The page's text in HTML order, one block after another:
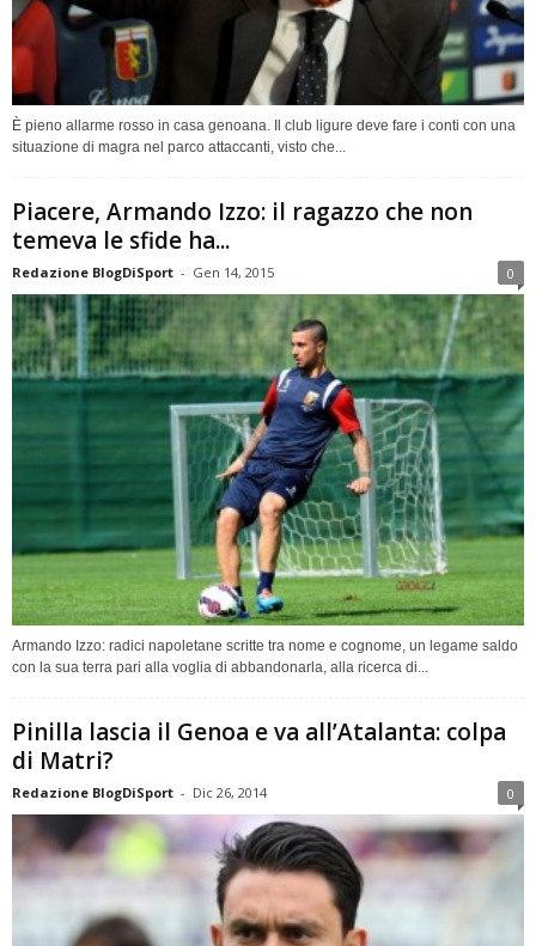
È pieno allarme rosso in casa genoana. Il club ligure deve fare i conti con una
situazione di magra nel parco attaccanti, visto che...
Piacere, Armando Izzo: il ragazzo che non
temeva le sfide ha...
Redazione BlogDiSport - Gen 14, 2015 0
Armando Izzo: radici napoletane scritte tra nome e cognome, un legame saldo
con la sua terra pari alla voglia di abbandonarla, alla ricerca di...
Pinilla lascia il Genoa e va all’Atalanta: colpa
di Matri?
Redazione BlogDiSport - Dic 26, 2014 0